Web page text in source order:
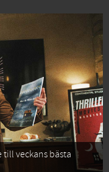
till veckans bästa